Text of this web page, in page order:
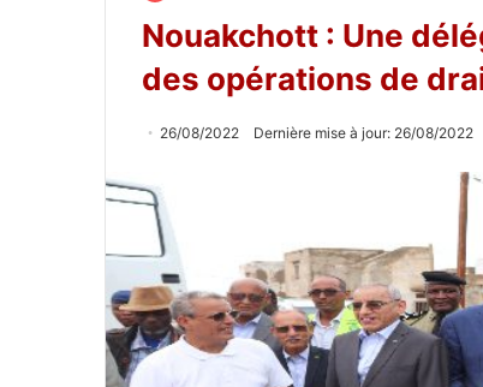
Nouakchott : Une
des opérations de
26/08/2022 Dernière mise à jour: 26/08/2022